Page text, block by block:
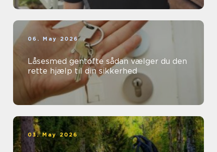
06. May 2026
Låsesmed gentofte sådan vælger du den
rette hjælp til din sikkerhed
03. May 2026